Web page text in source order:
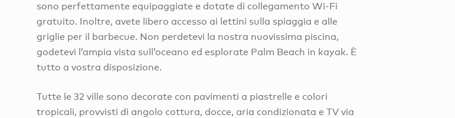
sono perfettamente equipaggiate e dotate di collegamento Wi-Fi
gratuito. Inoltre, avete libero accesso ai lettini sulla spiaggia e alle
griglie per il barbecue. Non perdetevi la nostra nuovissima piscina,
godetevi l’ampia vista sull’oceano ed esplorate Palm Beach in kayak. È
tutto a vostra disposizione.
Tutte le 32 ville sono decorate con pavimenti a piastrelle e colori
tropicali, provvisti di angolo cottura, docce, aria condizionata e TV via